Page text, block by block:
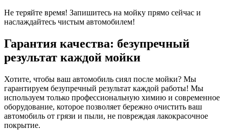
Не теряйте время! Запишитесь на мойку прямо сейчас и
наслаждайтесь чистым автомобилем!
Гарантия качества: безупречный
результат каждой мойки
Хотите, чтобы ваш автомобиль сиял после мойки? Мы
гарантируем безупречный результат каждой работы! Мы
используем только профессиональную химию и современное
оборудование, которое позволяет бережно очистить ваш
автомобиль от грязи и пыли, не повреждая лакокрасочное
покрытие.